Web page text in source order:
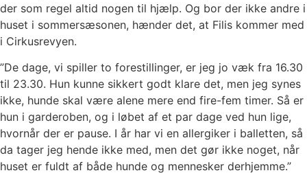
der som regel altid nogen til hjælp. Og bor der ikke andre i
huset i sommersæsonen, hænder det, at Filis kommer med
i Cirkusrevyen.
”De dage, vi spiller to forestillinger, er jeg jo væk fra 16.30
til 23.30. Hun kunne sikkert godt klare det, men jeg synes
ikke, hunde skal være alene mere end fire-fem timer. Så er
hun i garderoben, og i løbet af et par dage ved hun lige,
hvornår der er pause. I år har vi en allergiker i balletten, så
da tager jeg hende ikke med, men det gør ikke noget, når
huset er fuldt af både hunde og mennesker derhjemme.”